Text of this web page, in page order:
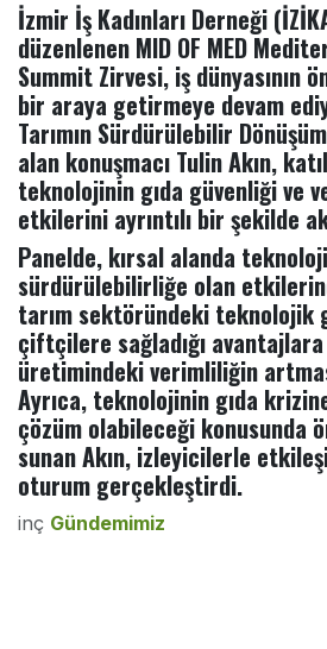
İzmir İş Kadınları Derneği
düzenlenen MID OF MED
Summit Zirvesi, iş dünyasının
bir araya getirmeye devam
Tarımın Sürdürülebilir
alan konuşmacı Tulin Akın,
teknolojinin gıda güvenliği ve
etkilerini ayrıntılı bir şekilde
Panelde, kırsal alanda
sürdürülebilirliğe olan
tarım sektöründeki teknolojik
çiftçilere sağladığı avantajlara
üretimindeki verimliliğin
Ayrıca, teknolojinin gıda
çözüm olabileceği konusunda
sunan Akın, izleyicilerle
oturum gerçekleştirdi.
inç Gündemimiz